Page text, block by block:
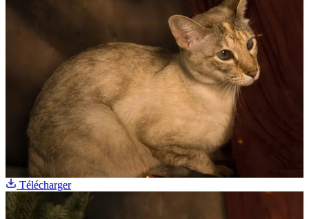
Télécharger